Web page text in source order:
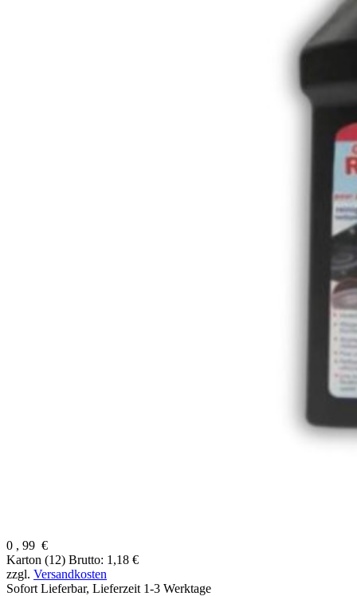
0 , 99 €
Karton (12) Brutto: 1,18 €
zzgl. Versandkosten
Sofort Lieferbar, Lieferzeit 1-3 Werktage